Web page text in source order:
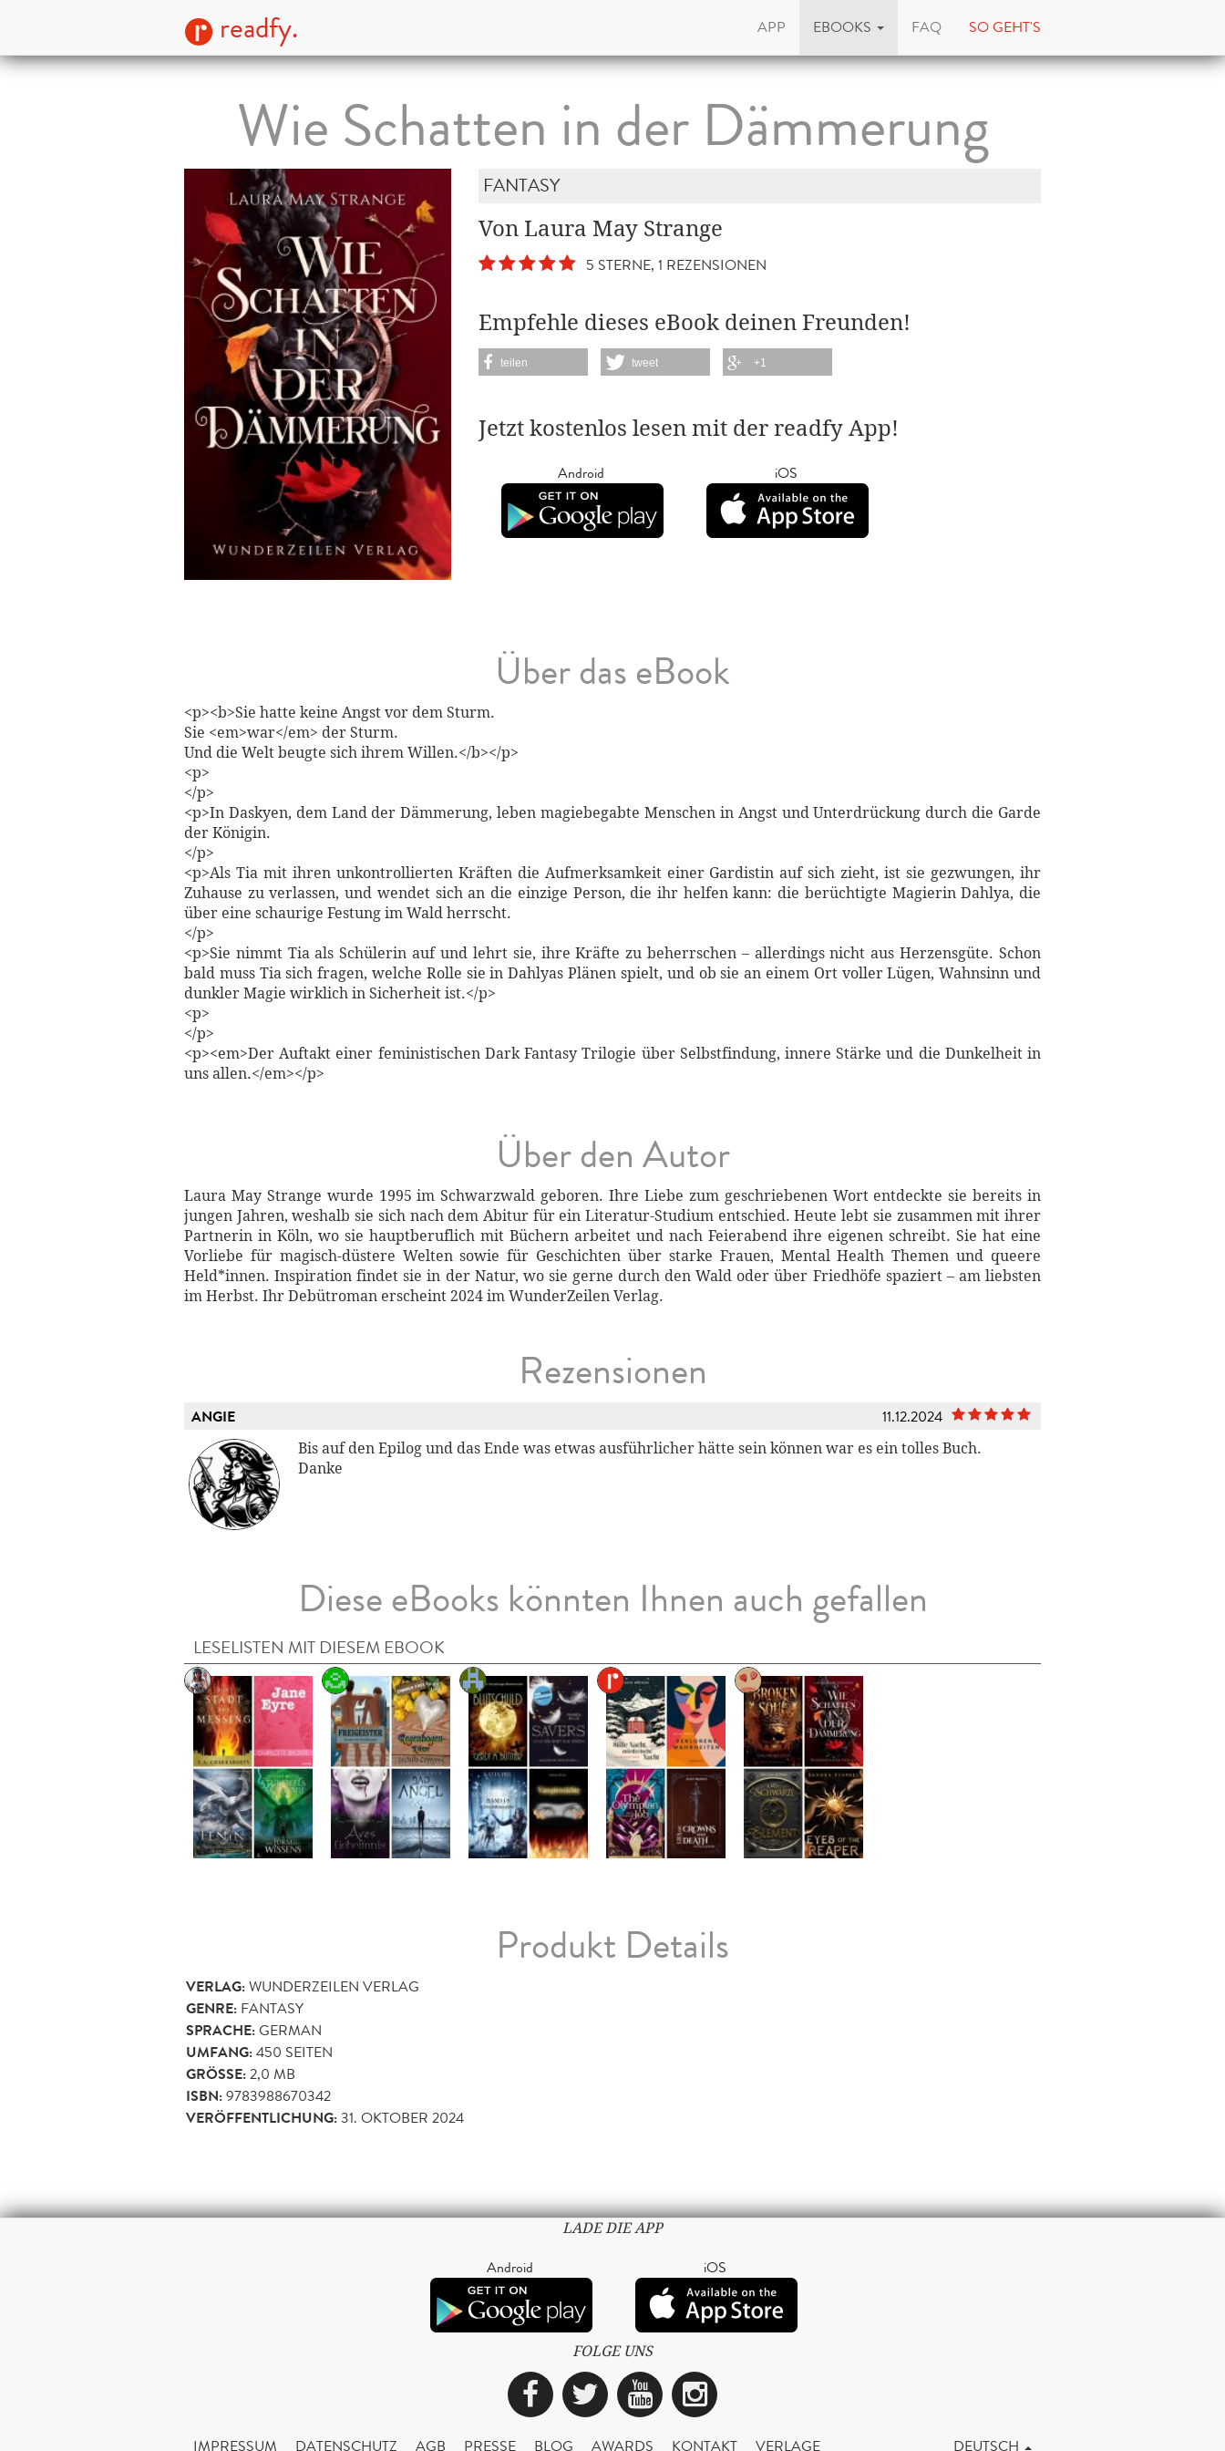
readfy. APP EBOOKS FAQ SO GEHT'S
Wie Schatten in der Dämmerung
FANTASY
Von Laura May Strange
5 STERNE, 1 REZENSIONEN
Empfehle dieses eBook deinen Freunden!
teilen tweet +1
Jetzt kostenlos lesen mit der readfy App!
Android iOS
Über das eBook
<p><b>Sie hatte keine Angst vor dem Sturm.
Sie <em>war</em> der Sturm.
Und die Welt beugte sich ihrem Willen.</b></p>
<p>
</p>
<p>In Daskyen, dem Land der Dämmerung, leben magiebegabte Menschen in Angst und Unterdrückung durch die Garde
der Königin.
</p>
<p>Als Tia mit ihren unkontrollierten Kräften die Aufmerksamkeit einer Gardistin auf sich zieht, ist sie gezwungen, ihr
Zuhause zu verlassen, und wendet sich an die einzige Person, die ihr helfen kann: die berüchtigte Magierin Dahlya, die
über eine schaurige Festung im Wald herrscht.
</p>
<p>Sie nimmt Tia als Schülerin auf und lehrt sie, ihre Kräfte zu beherrschen – allerdings nicht aus Herzensgüte. Schon
bald muss Tia sich fragen, welche Rolle sie in Dahlyas Plänen spielt, und ob sie an einem Ort voller Lügen, Wahnsinn und
dunkler Magie wirklich in Sicherheit ist.</p>
<p>
</p>
<p><em>Der Auftakt einer feministischen Dark Fantasy Trilogie über Selbstfindung, innere Stärke und die Dunkelheit in
uns allen.</em></p>
Über den Autor
Laura May Strange wurde 1995 im Schwarzwald geboren. Ihre Liebe zum geschriebenen Wort entdeckte sie bereits in
jungen Jahren, weshalb sie sich nach dem Abitur für ein Literatur-Studium entschied. Heute lebt sie zusammen mit ihrer
Partnerin in Köln, wo sie hauptberuflich mit Büchern arbeitet und nach Feierabend ihre eigenen schreibt. Sie hat eine
Vorliebe für magisch-düstere Welten sowie für Geschichten über starke Frauen, Mental Health Themen und queere
Held*innen. Inspiration findet sie in der Natur, wo sie gerne durch den Wald oder über Friedhöfe spaziert – am liebsten
im Herbst. Ihr Debütroman erscheint 2024 im WunderZeilen Verlag.
Rezensionen
ANGIE 11.12.2024
Bis auf den Epilog und das Ende was etwas ausführlicher hätte sein können war es ein tolles Buch.
Danke
Diese eBooks könnten Ihnen auch gefallen
LESELISTEN MIT DIESEM EBOOK
Produkt Details
VERLAG:WUNDERZEILEN VERLAG
GENRE: FANTASY
SPRACHE:GERMAN
UMFANG:450 SEITEN
GRÖSSE: 2,0 MB
ISBN:9783988670342
VERÖFFENTLICHUNG:31. OKTOBER 2024
LADE DIE APP
Android iOS
FOLGE UNS
Facebook
TwitterYouTubeInstagram
IMPRESSUM DATENSCHUTZ AGB PRESSE BLOG AWARDS KONTAKT VERLAGE DEUTSCH